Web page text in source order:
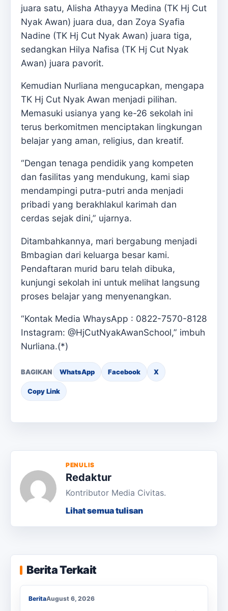
juara satu, Alisha Athayya Medina (TK Hj Cut
Nyak Awan) juara dua, dan Zoya Syafia
Nadine (TK Hj Cut Nyak Awan) juara tiga,
sedangkan Hilya Nafisa (TK Hj Cut Nyak
Awan) juara pavorit.
Kemudian Nurliana mengucapkan, mengapa
TK Hj Cut Nyak Awan menjadi pilihan.
Memasuki usianya yang ke-26 sekolah ini
terus berkomitmen menciptakan lingkungan
belajar yang aman, religius, dan kreatif.
“Dengan tenaga pendidik yang kompeten
dan fasilitas yang mendukung, kami siap
mendampingi putra-putri anda menjadi
pribadi yang berakhlakul karimah dan
cerdas sejak dini,” ujarnya.
Ditambahkannya, mari bergabung menjadi
Bmbagian dari keluarga besar kami.
Pendaftaran murid baru telah dibuka,
kunjungi sekolah ini untuk melihat langsung
proses belajar yang menyenangkan.
“Kontak Media WhaysApp : 0822-7570-8128
Instagram: @HjCutNyakAwanSchool,” imbuh
Nurliana.(*)
BAGIKAN WhatsApp Facebook X
Copy Link
PENULIS
Redaktur
Kontributor Media Civitas.
Lihat semua tulisan
Berita Terkait
KKN Usai, KOSI USK Apresiasi Dukungan
Masyarakat Bandar Dua
BeritaAugust 6, 2026